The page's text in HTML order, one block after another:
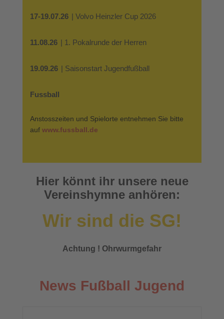
17-19.07.26 | Volvo Heinzler Cup 2026
11.08.26 | 1. Pokalrunde der Herren
19.09.26 | Saisonstart Jugendfußball
Fussball
Anstosszeiten und Spielorte entnehmen Sie bitte
auf www.fussball.de
Hier könnt ihr unsere neue
Vereinshymne anhören:
Wir sind die SG!
Achtung ! Ohrwurmgefahr
News Fußball Jugend